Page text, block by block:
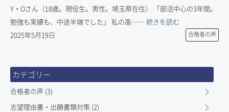
Y・Oさん（18歳。現役生。男性。埼玉県在住） 「部活中心の3年間。
勉強も実績も、中途半端でした」 私の高…… 続きを読む
2025年5月19日
合格者の声
カテゴリー
合格者の声 (3)
志望理由書・出願書類対策 (2)